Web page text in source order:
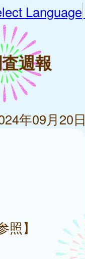
Language
週報
年09月20日
】